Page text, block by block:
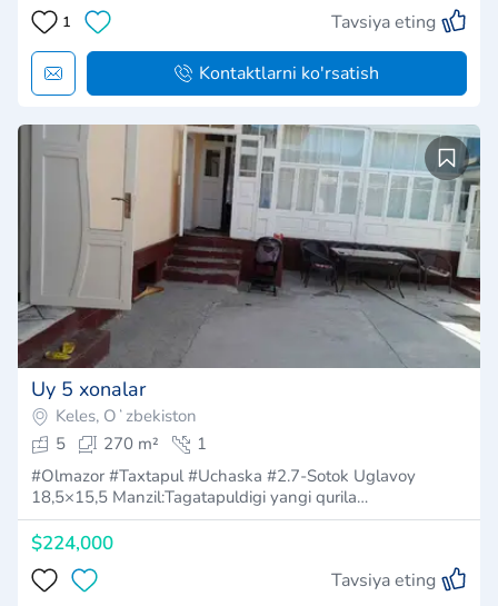
1 Tavsiya eting
Kontaktlarni ko'rsatish
Uy 5 xonalar
Keles, Oʻzbekiston
5
270 m²
1
#Olmazor #Taxtapul #Uchaska #2.7-Sotok Uglavoy
18,5×15,5 Manzil:Tagatapuldigi yangi qurila…
$224,000
Tavsiya eting